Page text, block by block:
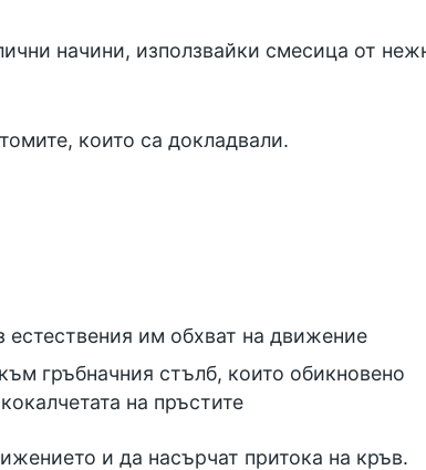
начини, използвайки смесица от
които са докладвали.
естествения им обхват на движение
гръбначния стълб, които обикновено
на пръстите
и да насърчат притока на кръв.